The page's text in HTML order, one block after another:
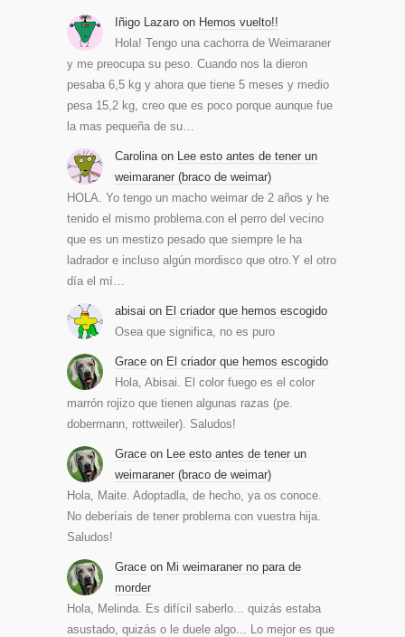
Iñigo Lazaro on Hemos vuelto!!
Hola! Tengo una cachorra de Weimaraner
y me preocupa su peso. Cuando nos la dieron
pesaba 6,5 kg y ahora que tiene 5 meses y medio
pesa 15,2 kg, creo que es poco porque aunque fue
la mas pequeña de su…
Carolina on
Lee esto antes de tener un
weimaraner (braco de weimar)
HOLA. Yo tengo un macho weimar de 2 años y he
tenido el mismo problema.con el perro del vecino
que es un mestizo pesado que siempre le ha
ladrador e incluso algún mordisco que otro.Y el otro
día el mí…
abisai on El criador que hemos escogido
Osea que significa, no es puro
Grace on El criador que hemos escogido
Hola, Abisai. El color fuego es el color
marrón rojizo que tienen algunas razas (pe.
dobermann, rottweiler). Saludos!
Grace on
Lee esto antes de tener un
weimaraner (braco de weimar)
Hola, Maite. Adoptadla, de hecho, ya os conoce.
No deberíais de tener problema con vuestra hija.
Saludos!
Grace on Mi weimaraner no para de
morder
Hola, Melinda. Es difícil saberlo... quizás estaba
asustado, quizás o le duele algo... Lo mejor es que